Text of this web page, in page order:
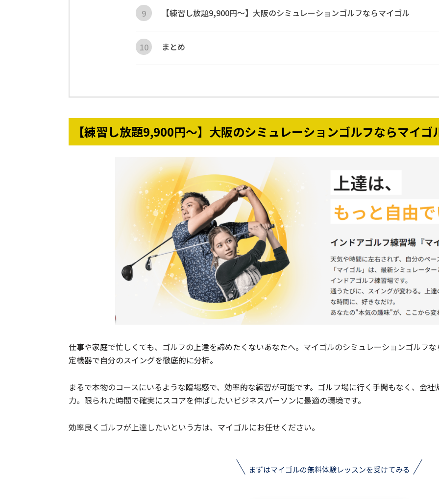
【練習し放題9,900円〜】大阪のシミュレーションゴルフならマイゴル
まとめ
【練習し放題9,900円〜】大阪のシミュレーションゴルフならマイゴ
仕事や家庭で忙しくても、ゴルフの上達を諦めたくないあなたへ。マイゴルのシミュレーションゴルフ
定機器で自分のスイングを徹底的に分析。
まるで本物のコースにいるような臨場感で、効率的な練習が可能です。ゴルフ場に行く手間もなく、会
力。限られた時間で確実にスコアを伸ばしたいビジネスパーソンに最適の環境です。
効率良くゴルフが上達したいという方は、マイゴルにお任せください。
まずはマイゴルの無料体験レッスンを受けてみる